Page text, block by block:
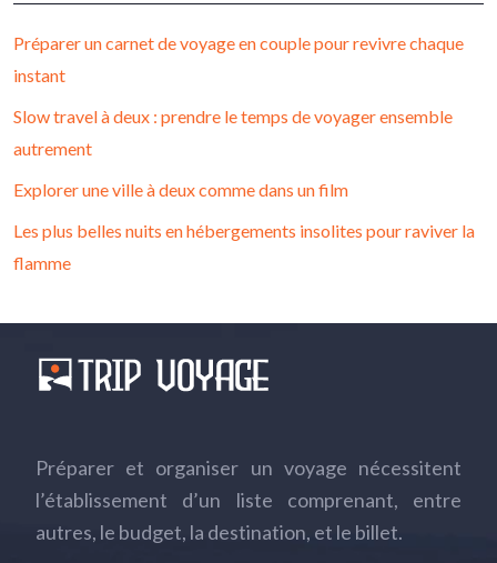
Préparer un carnet de voyage en couple pour revivre chaque
instant
Slow travel à deux : prendre le temps de voyager ensemble
autrement
Explorer une ville à deux comme dans un film
Les plus belles nuits en hébergements insolites pour raviver la
flamme
Préparer et organiser un voyage nécessitent
l’établissement d’un liste comprenant, entre
autres, le budget, la destination, et le billet.